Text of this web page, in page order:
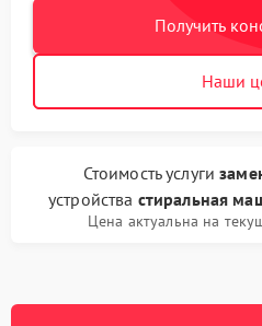
Получить
Наши
Стоимость услуги
устройства стиральная
Цена актуальна на